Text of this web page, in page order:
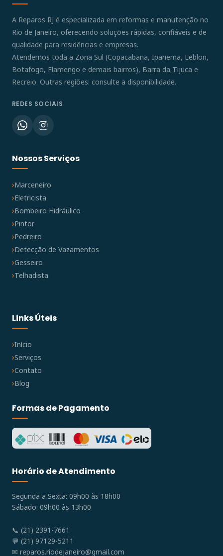
A Reparos RJ é especializada em reformas e manutenção no
Rio de Janeiro, oferecendo soluções rápidas, confiáveis e de
qualidade para residências e empresas.
Atendemos toda a Zona Sul (Copacabana, Ipanema, Leblon,
Botafogo, Flamengo e demais bairros), Barra da Tijuca e
Recreio. Outras regiões: consulte a disponibilidade.
REDES SOCIAIS
Nossos Serviços
Marceneiro
Eletricista
Bombeiro Hidráulico
Pintor
Pedreiro
Detecção de Vazamentos
Gesseiro
Telhadista
Links Úteis
Início
Serviços
Contato
Blog
Formas de Pagamento
Horário de Atendimento
Segunda a Sexta: 09h00 às 18h00
Sábado: 09h00 às 13h00
📞 (21) 2391-7661
💬 (21) 97129-5211
✉ reparos.riodejaneiro@gmail.com